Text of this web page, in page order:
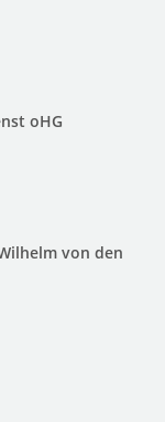
oHG
von den